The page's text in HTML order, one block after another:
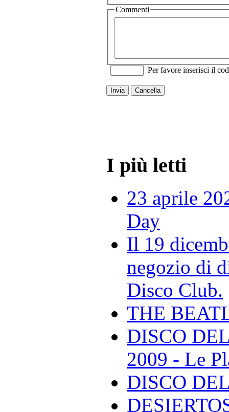
Commenti
Per favore inserisci il
Invia Cancella
I più letti
23 aprile
Day
Il 19
negozio di
Disco Club.
THE
DISCO
2009 - Le
DISCO